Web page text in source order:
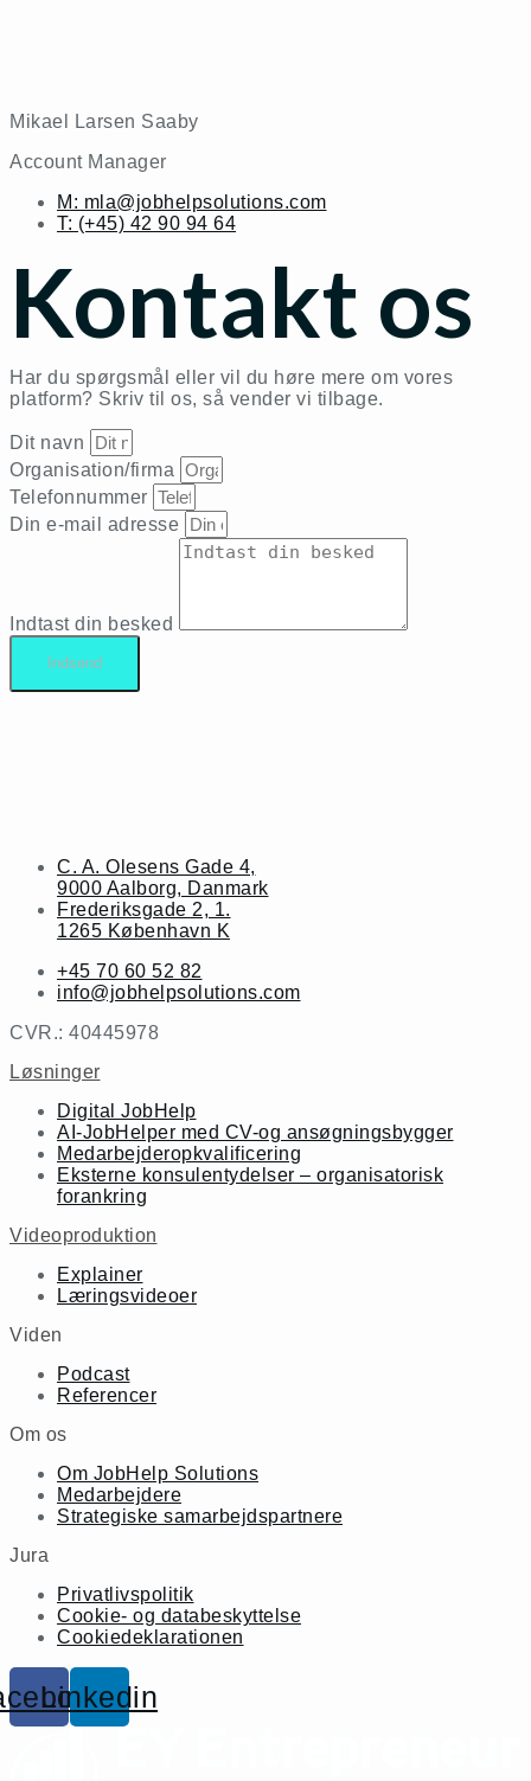
Mikael Larsen Saaby
Account Manager
M: mla@jobhelpsolutions.com
T: (+45) 42 90 94 64
Kontakt os
Har du spørgsmål eller vil du høre mere om vores
platform? Skriv til os, så vender vi tilbage.
Dit navn
Organisation/firma
Telefonnummer
Din e-mail adresse
Indtast din besked
Indsend
C. A. Olesens Gade 4,
9000 Aalborg, Danmark
Frederiksgade 2, 1.
1265 København K
+45 70 60 52 82
info@jobhelpsolutions.com
CVR.: 40445978
Løsninger
Digital JobHelp
AI-JobHelper med CV-og ansøgningsbygger
Medarbejderopkvalificering
Eksterne konsulentydelser – organisatorisk
forankring
Videoproduktion
Explainer
Læringsvideoer
Viden
Podcast
Referencer
Om os
Om JobHelp Solutions
Medarbejdere
Strategiske samarbejdspartnere
Jura
Privatlivspolitik
Cookie- og databeskyttelse
Cookiedeklarationen
Linkedin